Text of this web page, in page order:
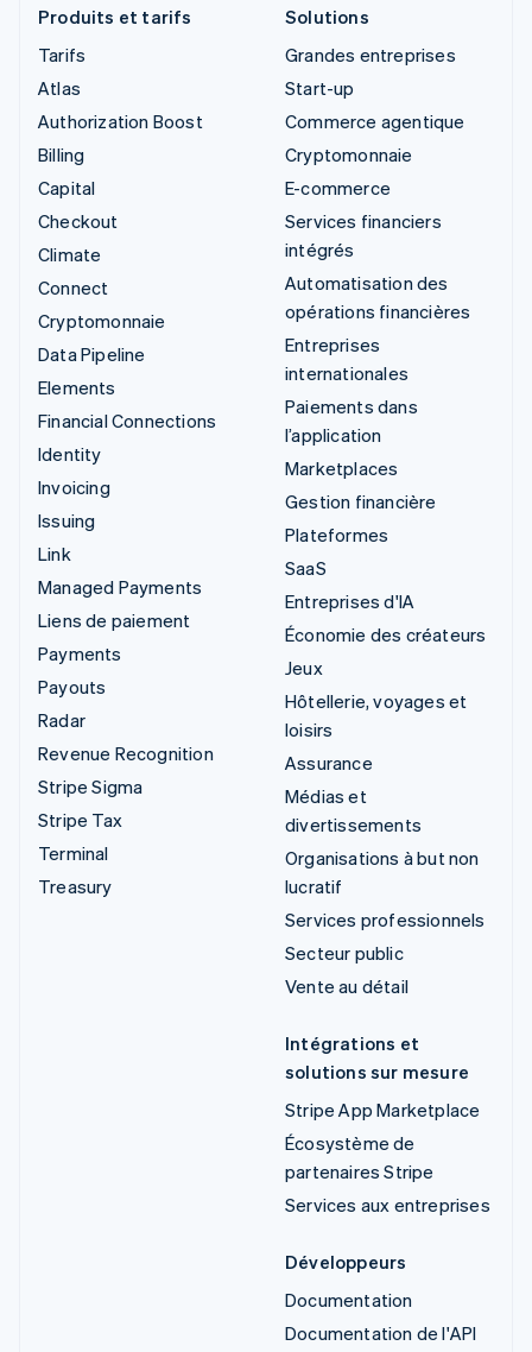
Produits et tarifs
Tarifs
Atlas
Authorization Boost
Billing
Capital
Checkout
Climate
Connect
Cryptomonnaie
Data Pipeline
Elements
Financial Connections
Identity
Invoicing
Issuing
Link
Managed Payments
Liens de paiement
Payments
Payouts
Radar
Revenue Recognition
Stripe Sigma
Stripe Tax
Terminal
Treasury
Solutions
Grandes entreprises
Start-up
Commerce agentique
Cryptomonnaie
E-commerce
Services financiers
intégrés
Automatisation des
opérations financières
Entreprises
internationales
Paiements dans
l’application
Marketplaces
Gestion financière
Plateformes
SaaS
Entreprises d'IA
Économie des créateurs
Jeux
Hôtellerie, voyages et
loisirs
Assurance
Médias et
divertissements
Organisations à but non
lucratif
Services professionnels
Secteur public
Vente au détail
Intégrations et
solutions sur mesure
Stripe App Marketplace
Écosystème de
partenaires Stripe
Services aux entreprises
Développeurs
Documentation
Documentation de l'API